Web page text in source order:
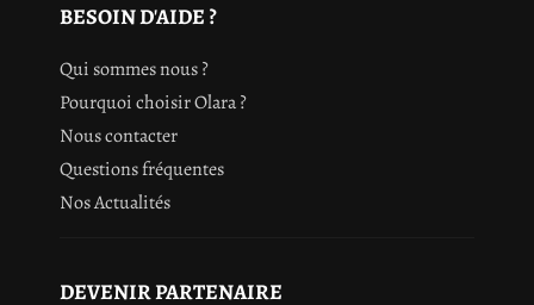
BESOIN D'AIDE ?
Qui sommes nous ?
Pourquoi choisir Olara ?
Nous contacter
Questions fréquentes
Nos Actualités
DEVENIR PARTENAIRE